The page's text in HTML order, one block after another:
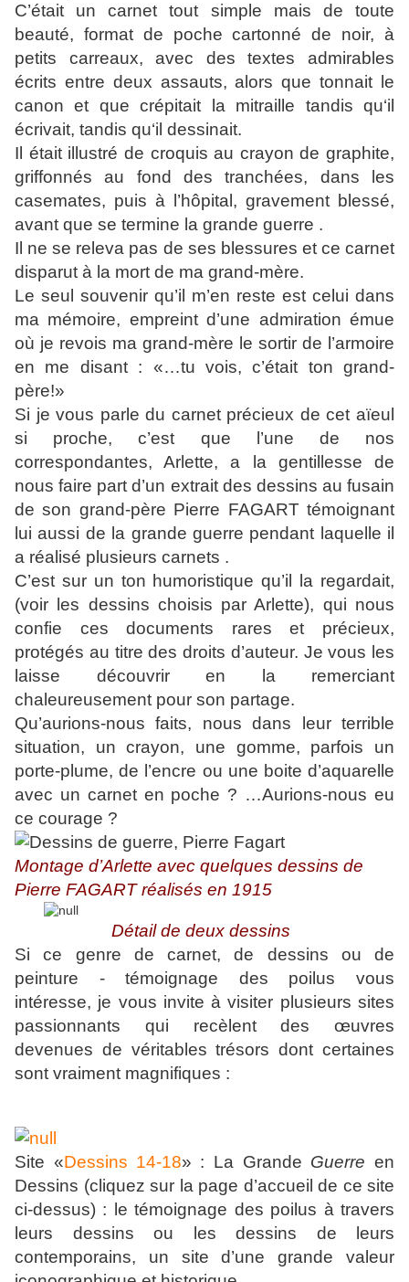
C’était un carnet tout simple mais de toute
beauté, format de poche cartonné de noir, à
petits carreaux, avec des textes admirables
écrits entre deux assauts, alors que tonnait le
canon et que crépitait la mitraille tandis qu‘il
écrivait, tandis qu‘il dessinait.
Il était illustré de croquis au crayon de graphite,
griffonnés au fond des tranchées, dans les
casemates, puis à l’hôpital, gravement blessé,
avant que se termine la grande guerre .
Il ne se releva pas de ses blessures et ce carnet
disparut à la mort de ma grand-mère.
Le seul souvenir qu’il m’en reste est celui dans
ma mémoire, empreint d’une admiration émue
où je revois ma grand-mère le sortir de l’armoire
en me disant : «…tu vois, c’était ton grand-
père!»
Si je vous parle du carnet précieux de cet aïeul
si proche, c’est que l’une de nos
correspondantes, Arlette, a la gentillesse de
nous faire part d’un extrait des dessins au fusain
de son grand-père Pierre FAGART témoignant
lui aussi de la grande guerre pendant laquelle il
a réalisé plusieurs carnets .
C’est sur un ton humoristique qu’il la regardait,
(voir les dessins choisis par Arlette), qui nous
confie ces documents rares et précieux,
protégés au titre des droits d’auteur. Je vous les
laisse découvrir en la remerciant
chaleureusement pour son partage.
Qu’aurions-nous faits, nous dans leur terrible
situation, un crayon, une gomme, parfois un
porte-plume, de l’encre ou une boite d’aquarelle
avec un carnet en poche ? …Aurions-nous eu
ce courage ?
Montage d’Arlette avec quelques dessins de
Pierre FAGART réalisés en 1915
Détail de deux dessins
Si ce genre de carnet, de dessins ou de
peinture - témoignage des poilus vous
intéresse, je vous invite à visiter plusieurs sites
passionnants qui recèlent des œuvres
devenues de véritables trésors dont certaines
sont vraiment magnifiques :
Site «Dessins 14-18» : La Grande Guerre en
Dessins (cliquez sur la page d’accueil de ce site
ci-dessus) : le témoignage des poilus à travers
leurs dessins ou les dessins de leurs
contemporains, un site d’une grande valeur